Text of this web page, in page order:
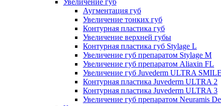
Увеличение губ
Аугментация губ
Увеличение тонких губ
Контурная пластика губ
Увеличение верхней губы
Контурная пластика губ Stylage L
Увеличение губ препаратом Stylage M
Увеличение губ препаратом Aliaxin FL
Увеличение губ Juvederm ULTRA
Контурная пластика Juvederm ULTRA 2
Контурная пластика Juvederm ULTRA 3
Увеличение губ препаратом Neuramis